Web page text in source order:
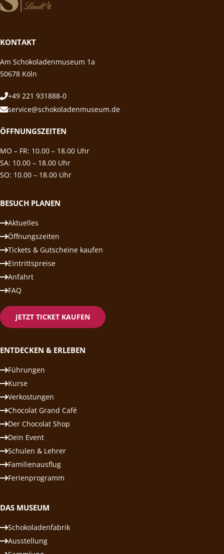
KONTAKT
Am Schokoladenmuseum 1a
50678 Köln
+49 221 931888-0
service@schokoladenmuseum.de
ÖFFNUNGSZEITEN
MO – FR: 10.00 – 18.00 Uhr
SA: 10.00 – 18.00 Uhr
SO: 10.00 – 18.00 Uhr
BESUCH PLANEN
Aktuelles
Öffnungszeiten
Tickets & Gutscheine kaufen
Eintrittspreise
Anfahrt
FAQ
JETZT TICKET KAUFEN
ENTDECKEN & ERLEBEN
Führungen
Kurse
Verkostungen
Chocolat Grand Café
Der Chocolat Shop
Dein Event
Schulen & Lehrer
Familienausflug
Ferienprogramm
DAS MUSEUM
Schokoladenfabrik
Ausstellung